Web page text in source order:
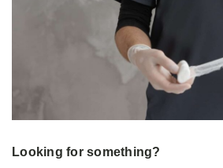
Looking for something?